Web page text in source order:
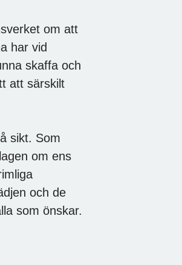
om att
har vid
skaffa och
att särskilt
sikt. Som
om ens
och de
som önskar.